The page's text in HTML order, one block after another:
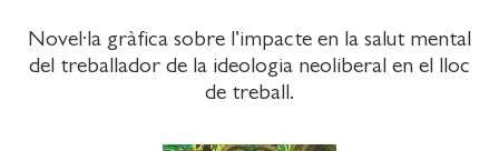
Novel·la gràfica sobre l’impacte en la salut mental
del treballador de la ideologia neoliberal en el lloc
de treball.